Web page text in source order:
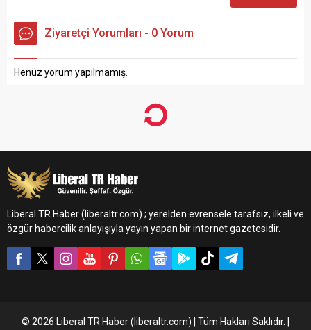
Ziyaretçi Yorumları - 0 Yorum
Henüz yorum yapılmamış.
Liberal TR Haber (liberaltr.com) ; yerelden evrensele tarafsız, ilkeli ve
özgür habercilik anlayışıyla yayın yapan bir internet gazetesidir.
© 2026 Liberal TR Haber (liberaltr.com) | Tüm Hakları Saklıdır. |